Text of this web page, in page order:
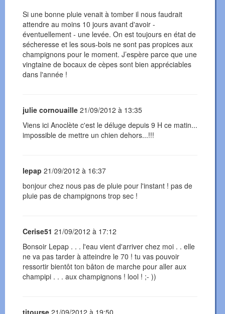
Si une bonne pluie venait à tomber il nous faudrait
attendre au moins 10 jours avant d'avoir -
éventuellement - une levée. On est toujours en état de
sécheresse et les sous-bois ne sont pas propices aux
champignons pour le moment. J’espère parce que une
vingtaine de bocaux de cèpes sont bien appréciables
dans l'année !
julie cornouaille 21/09/2012 à 13:35
Viens ici Anoclète c'est le déluge depuis 9 H ce matin...
impossible de mettre un chien dehors...!!!
lepap 21/09/2012 à 16:37
bonjour chez nous pas de pluie pour l'instant ! pas de
pluie pas de champignons trop sec !
Cerise51 21/09/2012 à 17:12
Bonsoir Lepap . . . l'eau vient d'arriver chez moi . . elle
ne va pas tarder à atteindre le 70 ! tu vas pouvoir
ressortir bientôt ton bâton de marche pour aller aux
champipi . . . aux champignons ! lool ! ;- ))